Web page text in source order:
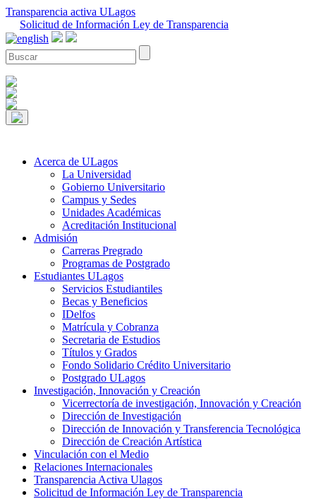
Transparencia activa ULagos
Solicitud de Información Ley de Transparencia
Acerca de ULagos
La Universidad
Gobierno Universitario
Campus y Sedes
Unidades Académicas
Acreditación Institucional
Admisión
Carreras Pregrado
Programas de Postgrado
Estudiantes ULagos
Servicios Estudiantiles
Becas y Beneficios
IDelfos
Matrícula y Cobranza
Secretaria de Estudios
Títulos y Grados
Fondo Solidario Crédito Universitario
Postgrado ULagos
Investigación, Innovación y Creación
Vicerrectoría de investigación, Innovación y Creación
Dirección de Investigación
Dirección de Innovación y Transferencia Tecnológica
Dirección de Creación Artística
Vinculación con el Medio
Relaciones Internacionales
Transparencia Activa Ulagos
Solicitud de Información Ley de Transparencia